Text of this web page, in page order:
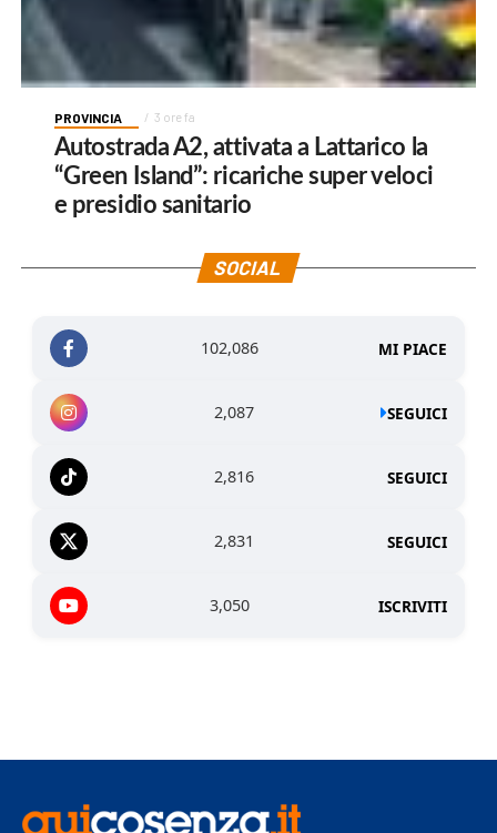
PROVINCIA 3 ore fa
Autostrada A2, attivata a Lattarico la
“Green Island”: ricariche super veloci
e presidio sanitario
SOCIAL
102,086 MI PIACE
2,087 SEGUICI
2,816 SEGUICI
2,831 SEGUICI
3,050 ISCRIVITI